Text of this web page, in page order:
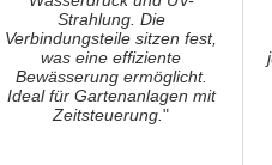
Strahlung. Die
Verbindungsteile sitzen fest,
was eine effiziente
Bewässerung ermöglicht.
Ideal für Gartenanlagen mit
Zeitsteuerung."